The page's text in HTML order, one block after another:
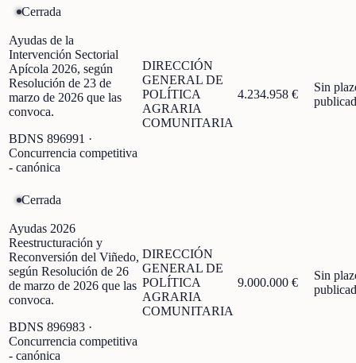
Cerrada
Ayudas de la
Intervención Sectorial
Apícola 2026, según
Resolución de 23 de
marzo de 2026 que las
convoca.
BDNS 896991 ·
Concurrencia competitiva
- canónica
DIRECCIÓN
GENERAL DE
POLÍTICA
AGRARIA
COMUNITARIA
4.234.958 €
Sin
Cerrada
Ayudas 2026
Reestructuración y
Reconversión del Viñedo,
según Resolución de 26
de marzo de 2026 que las
convoca.
BDNS 896983 ·
Concurrencia competitiva
- canónica
DIRECCIÓN
GENERAL DE
POLÍTICA
AGRARIA
COMUNITARIA
9.000.000 €
Sin